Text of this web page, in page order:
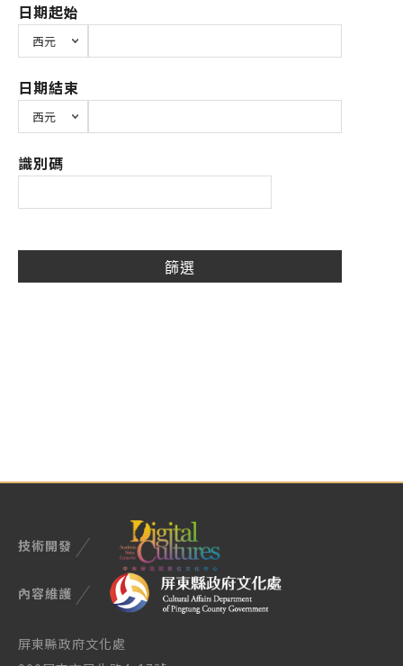
日期起始
日期結束
識別碼
技術開發
內容維護
屏東縣政府文化處